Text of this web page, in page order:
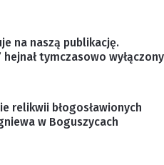
na naszą publikację.
hejnał tymczasowo wyłączony
relikwii błogosławionych
w Boguszycach